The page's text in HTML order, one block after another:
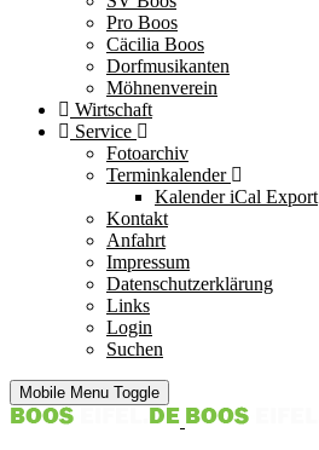
Pro Boos
Cäcilia Boos
Dorfmusikanten
Möhnenverein
Wirtschaft
Service
Fotoarchiv
Terminkalender
Kalender iCal Export
Kontakt
Anfahrt
Impressum
Datenschutzerklärung
Links
Login
Suchen
Mobile Menu Toggle